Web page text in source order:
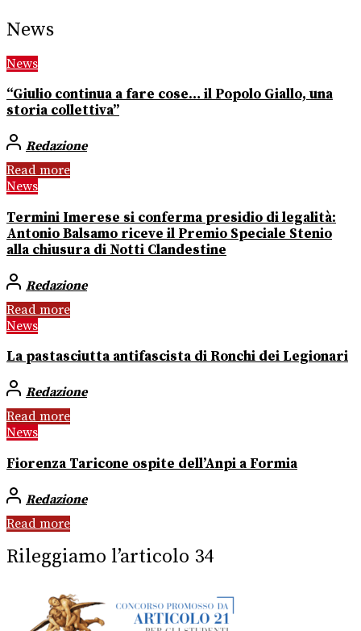
News
News
“Giulio continua a fare cose… il Popolo Giallo, una
storia collettiva”
Redazione
Read more
News
Termini Imerese si conferma presidio di legalità:
Antonio Balsamo riceve il Premio Speciale Stenio
alla chiusura di Notti Clandestine
Redazione
Read more
News
La pastasciutta antifascista di Ronchi dei Legionari
Redazione
Read more
News
Fiorenza Taricone ospite dell’Anpi a Formia
Redazione
Read more
Rileggiamo l’articolo 34